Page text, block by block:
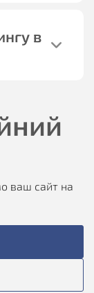
в
ваш сайт на